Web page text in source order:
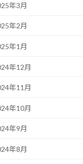
年3月
年2月
年1月
年12月
年11月
年10月
年9月
年8月